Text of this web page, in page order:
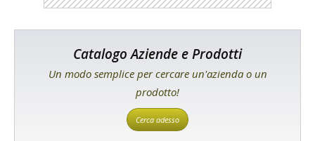
Catalogo Aziende e Prodotti
Un modo semplice per cercare un'azienda o un
prodotto!
Cerca adesso